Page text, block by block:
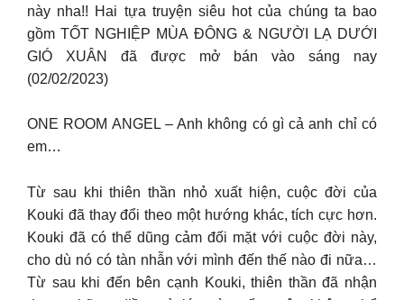
này nha!! Hai tựa truyện siêu hot của chúng ta bao
gồm TỐT NGHIỆP MÙA ĐÔNG & NGƯỜI LẠ DƯỚI
GIÓ XUÂN đã được mở bán vào sáng nay
(02/02/2023)
ONE ROOM ANGEL – Anh không có gì cả anh chỉ có
em…
Từ sau khi thiên thần nhỏ xuất hiện, cuộc đời của
Kouki đã thay đổi theo một hướng khác, tích cực hơn.
Kouki đã có thể dũng cảm đối mặt với cuộc đời này,
cho dù nó có tàn nhẫn với mình đến thế nào đi nữa…
Từ sau khi đến bên cạnh Kouki, thiên thần đã nhận